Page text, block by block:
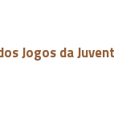
Jogos da